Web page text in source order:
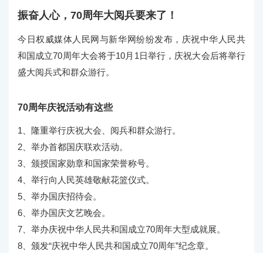
振奋人心，70周年大阅兵要来了！
今日权威媒体人民网与新华网纷纷发布，庆祝中华人民共
和国成立70周年大会将于10月1日举行，庆祝大会后将举行
盛大阅兵式和群众游行。
70周年庆祝活动有这些
1、隆重举行庆祝大会、阅兵和群众游行。
2、举办首都国庆联欢活动。
3、颁授国家勋章和国家荣誉称号。
4、举行向人民英雄敬献花篮仪式。
5、举办国庆招待会。
6、举办国庆文艺晚会。
7、举办庆祝中华人民共和国成立70周年大型成就展。
8、颁发“庆祝中华人民共和国成立70周年”纪念章。